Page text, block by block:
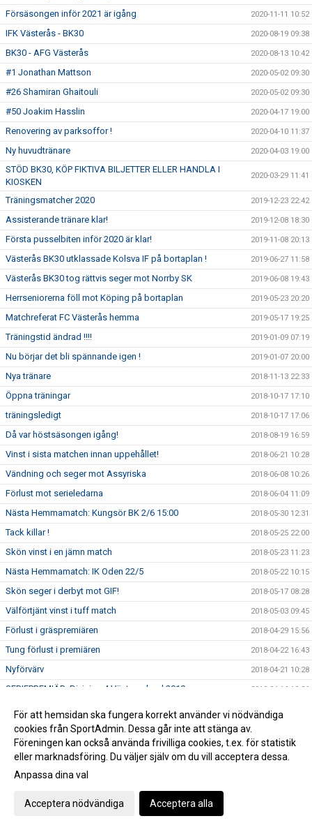
Försäsongen inför 2021 är igång 2020-11-11 10:52
IFK Västerås - BK30 2020-08-19 09:38
BK30 - AFG Västerås 2020-08-13 10:42
#1 Jonathan Mattson 2020-05-02 09:30
#26 Shamiran Ghaitouli 2020-05-02 09:30
#50 Joakim Hasslin 2020-04-17 19:00
Renovering av parksoffor ! 2020-04-10 11:37
Ny huvudtränare 2020-04-03 19:00
STÖD BK30, KÖP FIKTIVA BILJETTER ELLER HANDLA I
KIOSKEN
2020-03-29 11:41
Träningsmatcher 2020 2019-12-23 22:42
Assisterande tränare klar! 2019-12-08 18:30
Första pusselbiten inför 2020 är klar! 2019-11-08 20:13
Västerås BK30 utklassade Kolsva IF på bortaplan ! 2019-06-27 11:58
Västerås BK30 tog rättvis seger mot Norrby SK 2019-06-08 19:43
Herrseniorerna föll mot Köping på bortaplan 2019-05-23 20:20
Matchreferat FC Västerås hemma 2019-05-17 19:25
Träningstid ändrad !!!! 2019-01-09 07:19
Nu börjar det bli spännande igen ! 2019-01-07 20:00
Nya tränare 2018-11-13 22:33
Öppna träningar 2018-10-17 17:10
träningsledigt 2018-10-17 17:06
Då var höstsäsongen igång! 2018-08-19 16:59
Vinst i sista matchen innan uppehållet! 2018-06-21 10:28
Vändning och seger mot Assyriska 2018-06-08 10:26
Förlust mot serieledarna 2018-06-04 11:09
Nästa Hemmamatch: Kungsör BK 2/6 15:00 2018-05-30 12:31
Tack killar ! 2018-05-25 22:00
Skön vinst i en jämn match 2018-05-23 11:23
Nästa Hemmamatch: IK Oden 22/5 2018-05-22 10:15
Skön seger i derbyt mot GIF! 2018-05-17 08:28
Välförtjänt vinst i tuff match 2018-05-03 09:45
Förlust i gräspremiären 2018-04-29 15:56
Tung förlust i premiären 2018-04-22 16:43
Nyförvärv 2018-04-21 10:28
SERIEPREMIÄR: Division 4 Västmanland 2018 2018-04-16 12:36
Referat: Seger i genrepet 2018-04-16 08:48
Referat Triangelns IK - Västerås BK30
Spelarintervju med Lorenzo Tana 2018-01-24 09:51
Nyförvärv 3 och 4
För att hemsidan ska fungera korrekt använder vi nödvändiga
cookies från SportAdmin. Dessa går inte att stänga av.
Föreningen kan också använda frivilliga cookies, t.ex. för statistik
eller marknadsföring. Du väljer själv om du vill acceptera dessa.
Anpassa dina val
Acceptera nödvändiga Acceptera alla